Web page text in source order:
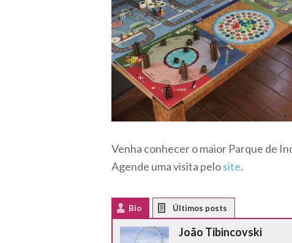
Venha conhecer o maior Parque de
Agende uma visita pelosite.
Bio
João Tibincovski